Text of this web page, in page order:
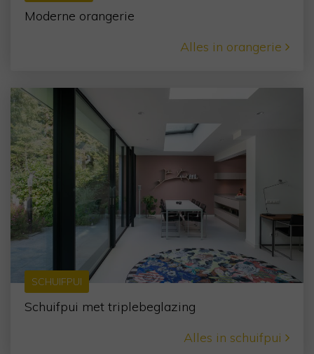
Moderne orangerie
Alles in orangerie
SCHUIFPUI
Schuifpui met triplebeglazing
Alles in schuifpui